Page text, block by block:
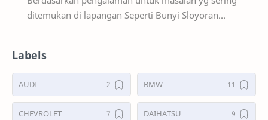
ditemukan di lapangan Seperti Bunyi Sloyoran
Labels
AUDI BMW
CHEVROLET DAIHATSU